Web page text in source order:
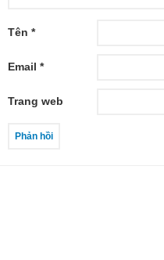
Tên *
Email *
Trang web